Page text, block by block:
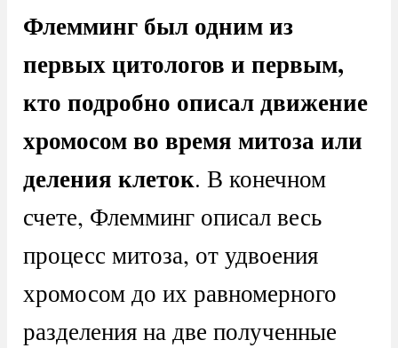
Флемминг был одним из
первых цитологов и первым,
кто подробно описал движение
хромосом во время митоза или
деления клеток. В конечном
счете, Флемминг описал весь
процесс митоза, от удвоения
хромосом до их равномерного
разделения на две полученные